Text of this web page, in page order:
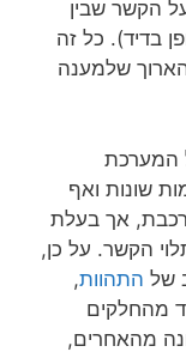
הקשר שבין
בדיד). כל זה
שלמענה
המערכת
שונות ואף
אך בעלת
הקשר. על כן,
של התהוות,
מהחלקים
מהאחרים,